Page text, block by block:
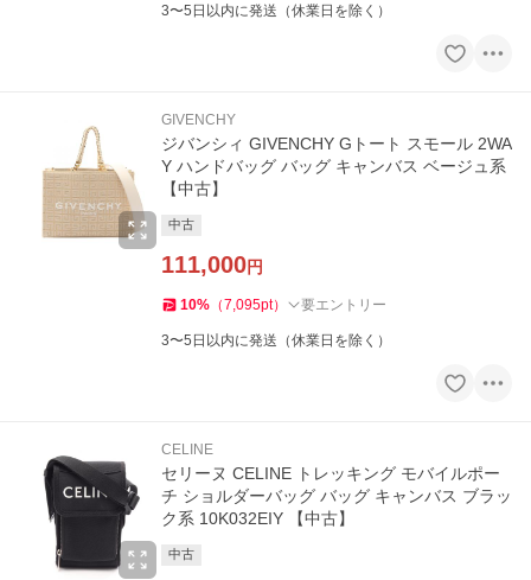
3〜5日以内に発送（休業日を除く）
GIVENCHY
ジバンシィ GIVENCHY Gトート スモール 2WA
Y ハンドバッグ バッグ キャンバス ベージュ系
【中古】
中古
111,000円
10% （7,095pt） 要エントリー
3〜5日以内に発送（休業日を除く）
CELINE
セリーヌ CELINE トレッキング モバイルポー
チ ショルダーバッグ バッグ キャンバス ブラッ
ク系 10K032EIY 【中古】
中古